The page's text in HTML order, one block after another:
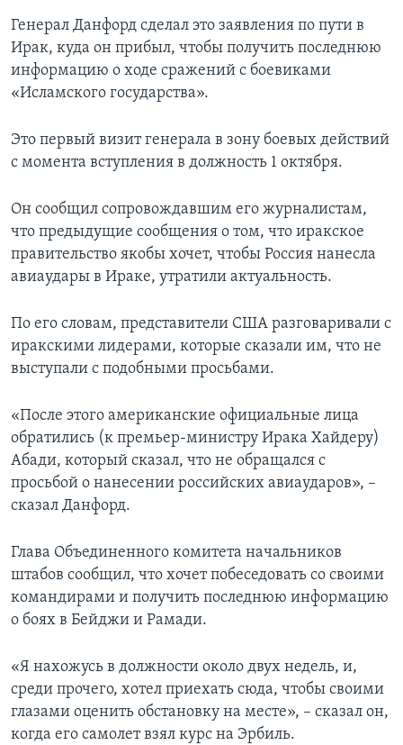
Генерал Данфорд сделал это заявления по пути в
Ирак, куда он прибыл, чтобы получить последнюю
информацию о ходе сражений с боевиками
«Исламского государства».
Это первый визит генерала в зону боевых действий
с момента вступления в должность 1 октября.
Он сообщил сопровождавшим его журналистам,
что предыдущие сообщения о том, что иракское
правительство якобы хочет, чтобы Россия нанесла
авиаудары в Ираке, утратили актуальность.
По его словам, представители США разговаривали с
иракскими лидерами, которые сказали им, что не
выступали с подобными просьбами.
«После этого американские официальные лица
обратились (к премьер-министру Ирака Хайдеру)
Абади, который сказал, что не обращался с
просьбой о нанесении российских авиаударов», –
сказал Данфорд.
Глава Объединенного комитета начальников
штабов сообщил, что хочет побеседовать со своими
командирами и получить последнюю информацию
о боях в Бейджи и Рамади.
«Я нахожусь в должности около двух недель, и,
среди прочего, хотел приехать сюда, чтобы своими
глазами оценить обстановку на месте», – сказал он,
когда его самолет взял курс на Эрбиль.